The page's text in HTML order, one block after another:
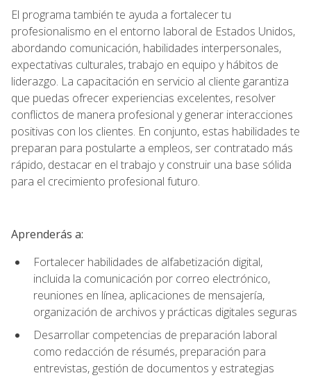
El programa también te ayuda a fortalecer tu
profesionalismo en el entorno laboral de Estados Unidos,
abordando comunicación, habilidades interpersonales,
expectativas culturales, trabajo en equipo y hábitos de
liderazgo. La capacitación en servicio al cliente garantiza
que puedas ofrecer experiencias excelentes, resolver
conflictos de manera profesional y generar interacciones
positivas con los clientes. En conjunto, estas habilidades te
preparan para postularte a empleos, ser contratado más
rápido, destacar en el trabajo y construir una base sólida
para el crecimiento profesional futuro.
Aprenderás a:
Fortalecer habilidades de alfabetización digital,
incluida la comunicación por correo electrónico,
reuniones en línea, aplicaciones de mensajería,
organización de archivos y prácticas digitales seguras
Desarrollar competencias de preparación laboral
como redacción de résumés, preparación para
entrevistas, gestión de documentos y estrategias